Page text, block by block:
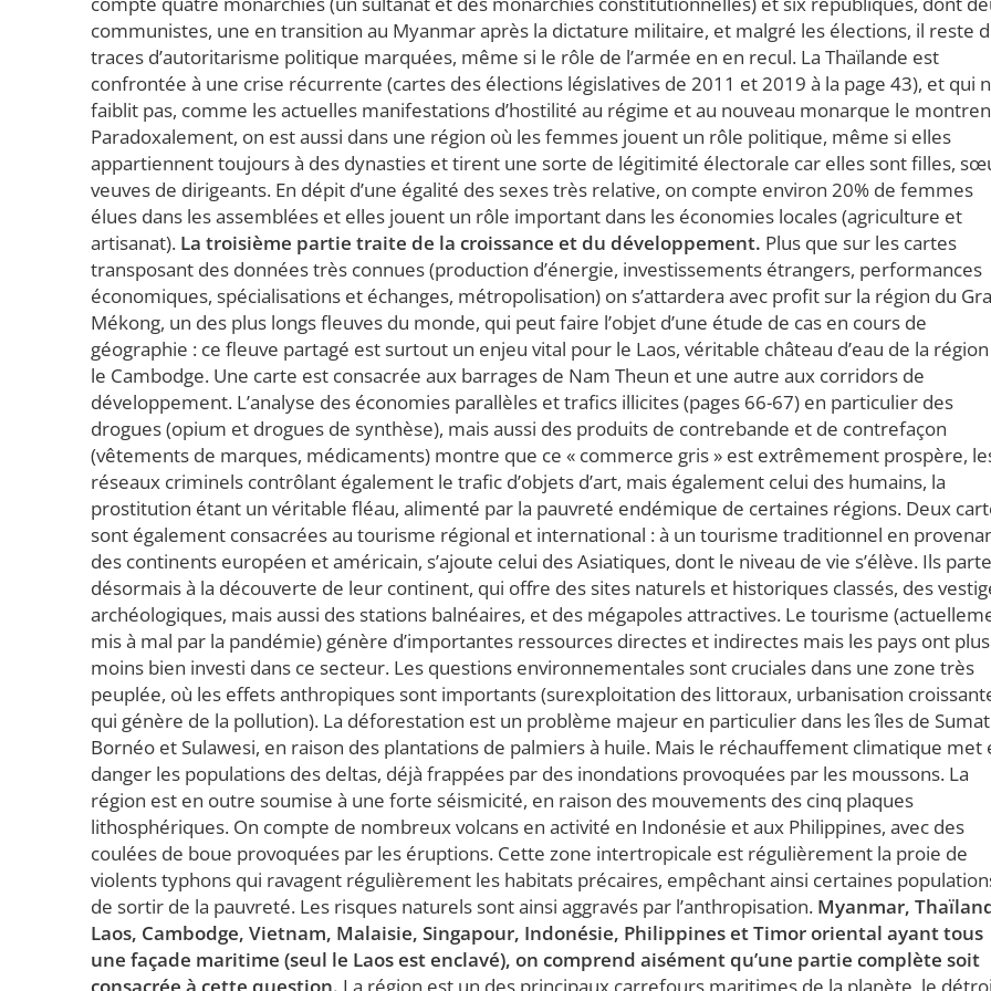
communistes, une en transition au Myanmar après la dictature militaire, et malgré les élections, il reste
traces d’autoritarisme politique marquées, même si le rôle de l’armée en en recul. La Thaïlande est
confrontée à une crise récurrente (cartes des élections législatives de 2011 et 2019 à la page 43), et qui
faiblit pas, comme les actuelles manifestations d’hostilité au régime et au nouveau monarque le
Paradoxalement, on est aussi dans une région où les femmes jouent un rôle politique, même si elles
appartiennent toujours à des dynasties et tirent une sorte de légitimité électorale car elles sont filles,
veuves de dirigeants. En dépit d’une égalité des sexes très relative, on compte environ 20% de femmes
élues dans les assemblées et elles jouent un rôle important dans les économies locales (agriculture et
artisanat). La troisième partie traite de la croissance et du développement. Plus que sur les cartes
transposant des données très connues (production d’énergie, investissements étrangers, performances
économiques, spécialisations et échanges, métropolisation) on s’attardera avec profit sur la région du
Mékong, un des plus longs fleuves du monde, qui peut faire l’objet d’une étude de cas en cours de
géographie : ce fleuve partagé est surtout un enjeu vital pour le Laos, véritable château d’eau de la
le Cambodge. Une carte est consacrée aux barrages de Nam Theun et une autre aux corridors de
développement. L’analyse des économies parallèles et trafics illicites (pages 66-67) en particulier des
drogues (opium et drogues de synthèse), mais aussi des produits de contrebande et de contrefaçon
(vêtements de marques, médicaments) montre que ce « commerce gris » est extrêmement prospère,
réseaux criminels contrôlant également le trafic d’objets d’art, mais également celui des humains, la
prostitution étant un véritable fléau, alimenté par la pauvreté endémique de certaines régions. Deux
sont également consacrées au tourisme régional et international : à un tourisme traditionnel en
des continents européen et américain, s’ajoute celui des Asiatiques, dont le niveau de vie s’élève. Ils
désormais à la découverte de leur continent, qui offre des sites naturels et historiques classés, des
archéologiques, mais aussi des stations balnéaires, et des mégapoles attractives. Le tourisme
mis à mal par la pandémie) génère d’importantes ressources directes et indirectes mais les pays ont
moins bien investi dans ce secteur. Les questions environnementales sont cruciales dans une zone très
peuplée, où les effets anthropiques sont importants (surexploitation des littoraux, urbanisation
qui génère de la pollution). La déforestation est un problème majeur en particulier dans les îles de
Bornéo et Sulawesi, en raison des plantations de palmiers à huile. Mais le réchauffement climatique met
danger les populations des deltas, déjà frappées par des inondations provoquées par les moussons. La
région est en outre soumise à une forte séismicité, en raison des mouvements des cinq plaques
lithosphériques. On compte de nombreux volcans en activité en Indonésie et aux Philippines, avec des
coulées de boue provoquées par les éruptions. Cette zone intertropicale est régulièrement la proie de
violents typhons qui ravagent régulièrement les habitats précaires, empêchant ainsi certaines
de sortir de la pauvreté. Les risques naturels sont ainsi aggravés par l’anthropisation. Myanmar,
Laos, Cambodge, Vietnam, Malaisie, Singapour, Indonésie, Philippines et Timor oriental ayant tous
une façade maritime (seul le Laos est enclavé), on comprend aisément qu’une partie complète soit